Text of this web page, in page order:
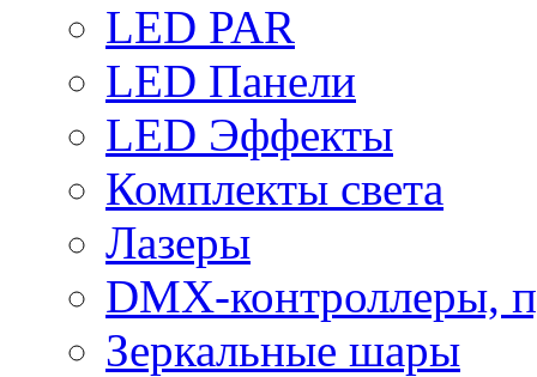
LED PAR
LED Панели
LED Эффекты
Комплекты света
Лазеры
DMX-контроллеры,
Зеркальные шары